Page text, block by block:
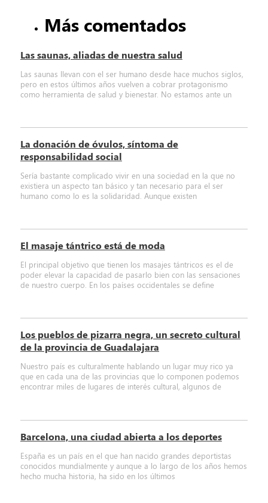
Más comentados
Las saunas, aliadas de nuestra salud
Las saunas llevan con el ser humano desde hace muchos siglos,
pero en estos últimos años vuelven a cobrar protagonismo
como herramienta de salud y bienestar. No estamos ante un
La donación de óvulos, síntoma de
responsabilidad social
Sería bastante complicado vivir en una sociedad en la que no
existiera un aspecto tan básico y tan necesario para el ser
humano como lo es la solidaridad. Aunque existen
El masaje tántrico está de moda
El principal objetivo que tienen los masajes tántricos es el de
poder elevar la capacidad de pasarlo bien con las sensaciones
de nuestro cuerpo. En los países occidentales se define
Los pueblos de pizarra negra, un secreto cultural
de la provincia de Guadalajara
Nuestro país es culturalmente hablando un lugar muy rico ya
que en cada una de las provincias que lo componen podemos
encontrar miles de lugares de interés cultural, algunos de
Barcelona, una ciudad abierta a los deportes
España es un país en el que han nacido grandes deportistas
conocidos mundialmente y aunque a lo largo de los años hemos
hecho mucha historia, ha sido en los últimos